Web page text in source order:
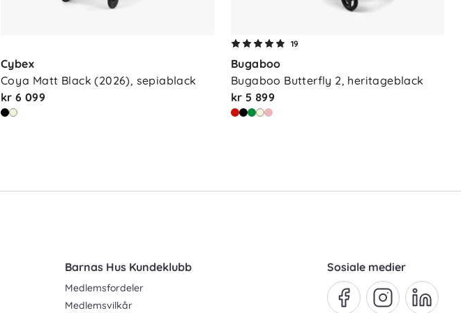
Cybex
Coya Matt Black (2026), sepiablack
kr 6 099
19
Bugaboo
Bugaboo Butterfly 2, heritageblack
kr 5 899
Barnas Hus Kundeklubb
Medlemsfordeler
Medlemsvilkår
Sosiale medier